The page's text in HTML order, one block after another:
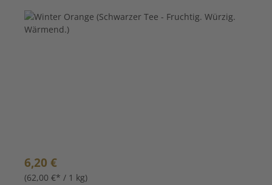
Bildergalerie überspringen
Regulärer Preis:
6,20 €
(62,00 €* / 1 kg)